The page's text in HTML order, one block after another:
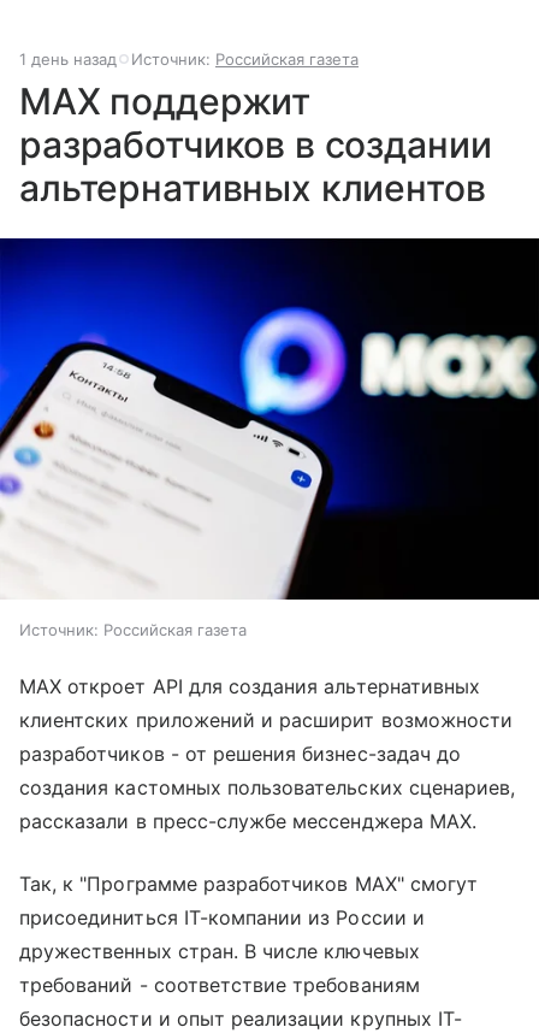
1 день назад Источник: Российская газета
MAX поддержит
разработчиков в создании
альтернативных клиентов
Источник: Российская газета
MAX откроет API для создания альтернативных
клиентских приложений и расширит возможности
разработчиков - от решения бизнес-задач до
создания кастомных пользовательских сценариев,
рассказали в пресс-службе мессенджера MAX.
Так, к "Программе разработчиков МАХ" смогут
присоединиться IT-компании из России и
дружественных стран. В числе ключевых
требований - соответствие требованиям
безопасности и опыт реализации крупных IT-